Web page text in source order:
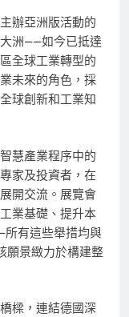
辦亞洲版活動的
洲——如今已抵達
全球工業轉型的
未來的角色，採
球創新和工業知
慧產業程序中的
家及投資者，在
開交流。展覽會
業基礎、提升本
有這些舉措均與
願景緻力於構建整
樑，連結德國深